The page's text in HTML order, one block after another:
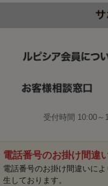
受付時間 10:00～
電話番号のお掛け間違
電話番号のお掛け間違いに
生しております。